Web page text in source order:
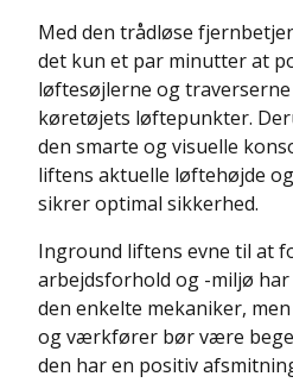
Med den trådløse
det kun et par minutter at
løftesøjlerne og
køretøjets løftepunkter.
den smarte og visuelle
liftens aktuelle løftehøjde
sikrer optimal sikkerhed.
Inground liftens evne til at
arbejdsforhold og -miljø
den enkelte mekaniker,
og værkfører bør være
den har en positiv